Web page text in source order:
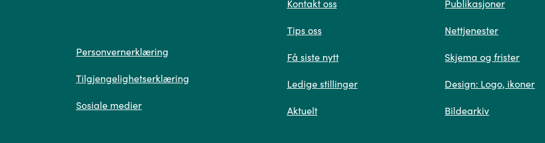
Spør oss
deg vår mest relevante informasjon.
Personvern
Personvernerklæring
Tilgjengelighetserklæring
Sosiale medier
Kontakt oss
Tips oss
Få siste nytt
Ledige stillinger
Aktuelt
Publikasjoner
Nettjenester
Skjema og frister
Design: Logo, ikoner
Bildearkiv